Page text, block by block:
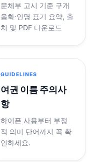
문체부 고시 기준 구개
음화·인명 표기 요약, 출
처 및 PDF 다운로드
GUIDELINES
여권 이름 주의사
항
하이픈 사용부터 부정
적 의미 단어까지 꼭 확
인하세요.